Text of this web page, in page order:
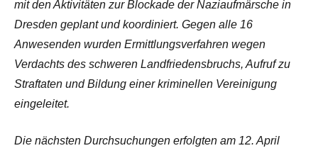
mit den Aktivitäten zur Blockade der Naziaufmärsche in
Dresden geplant und koordiniert. Gegen alle 16
Anwesenden wurden Ermittlungsverfahren wegen
Verdachts des schweren Landfriedensbruchs, Aufruf zu
Straftaten und Bildung einer kriminellen Vereinigung
eingeleitet.
Die nächsten Durchsuchungen erfolgten am 12. April